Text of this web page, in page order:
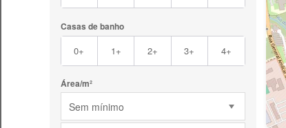
Casas de banho
0+ 1+ 2+ 3+ 4+
Área/m²
Sem mínimo